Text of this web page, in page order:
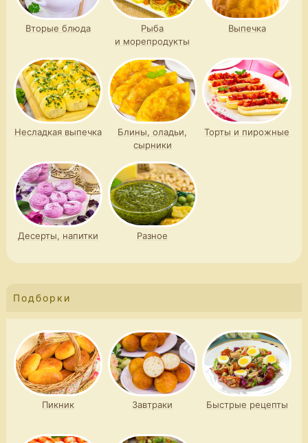
Вторые блюда
Рыба
и морепродукты
Выпечка
Несладкая выпечка
Блины, оладьи,
сырники
Торты и пирожные
Десерты, напитки Разное
Подборки
Пикник Завтраки Быстрые рецепты